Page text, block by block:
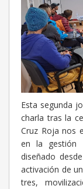
Esta segunda
charla tras la
Cruz Roja nos
en la gestión
diseñado
activación de
tres,